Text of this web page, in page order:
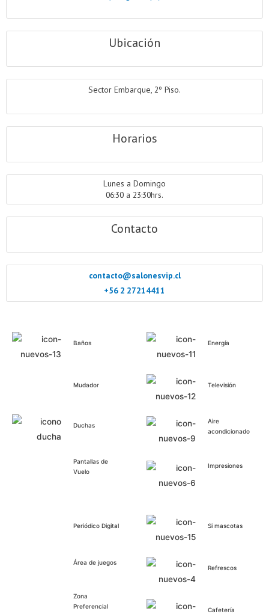
Ubicación
Sector Embarque, 2º Piso.
Horarios
Lunes a Domingo
06:30 a 23:30hrs.
Contacto
contacto@salonesvip.cl
+56 2 27214411
Baños
Mudador
Duchas
Pantallas de
Vuelo
Energía
Televisión
Aire
acondicionado
Impresiones
Periódico Digital
Área de juegos
Zona
Preferencial
Si mascotas
Refrescos
Cafetería